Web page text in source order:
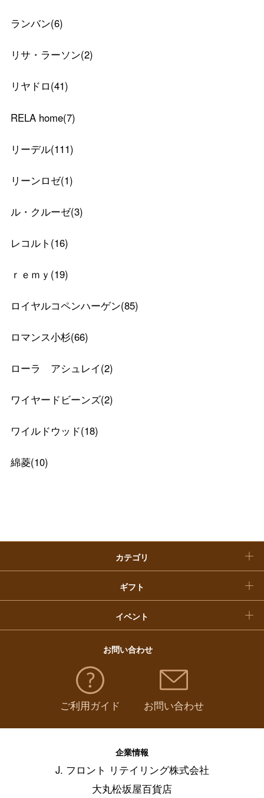
ランバン(6)
リサ・ラーソン(2)
リヤドロ(41)
RELA home(7)
リーデル(111)
リーンロゼ(1)
ル・クルーゼ(3)
レコルト (16)
ｒｅｍｙ (19)
ロイヤルコペンハーゲン(85)
ロマンス小杉(66)
ローラ アシュレイ(2)
ワイヤードビーンズ(2)
ワイルドウッド(18)
綿菱(10)
カテゴリ
フード＆スイーツ
ファッション
ホーム＆インテリア
ベビー＆キッズ
ギフト
大丸・松坂屋のギフト
出産内祝い
結婚内祝い
イベント
福袋
お問い合わせ
ご利用ガイド お問い合わせ
企業情報
J. フロント リテイリング株式会社
大丸松坂屋百貨店